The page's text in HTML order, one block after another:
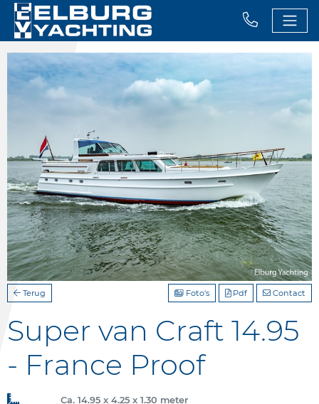
Terug Contact
Pdf
Foto's
Super van Craft 14.95
- France Proof
Ca. 14.95 x 4.25 x 1.30 meter